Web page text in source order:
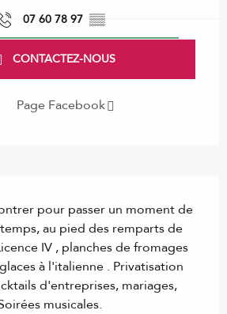
07 60 78 97 ▒▒
CONTACTEZ-NOUS
Page Facebook
pour passer un moment de
au pied des remparts de
IV , planches de fromages
à l'italienne . Privatisation
d'entreprises, mariages,
musicales.